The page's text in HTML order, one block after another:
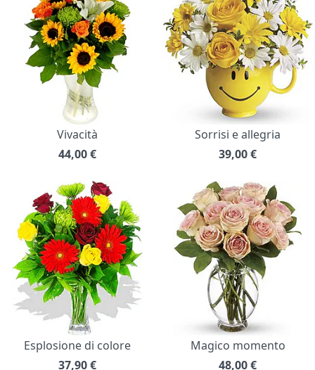
Vivacità
44,00€
Sorrisi e allegria
39,00€
Esplosione di colore
37,90€
Magico momento
48,00€